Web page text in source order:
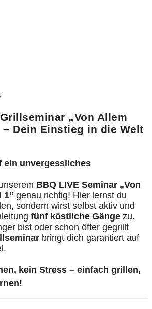
„Von Allem
– Dein Einstieg in die Welt
ein unvergessliches
BBQ LIVE Seminar „Von
1“ genau richtig! Hier lernst du
sondern wirst selbst aktiv und
fünf köstliche Gänge zu.
bist oder schon öfter gegrillt
bringt dich garantiert auf
kein Stress – einfach grillen,